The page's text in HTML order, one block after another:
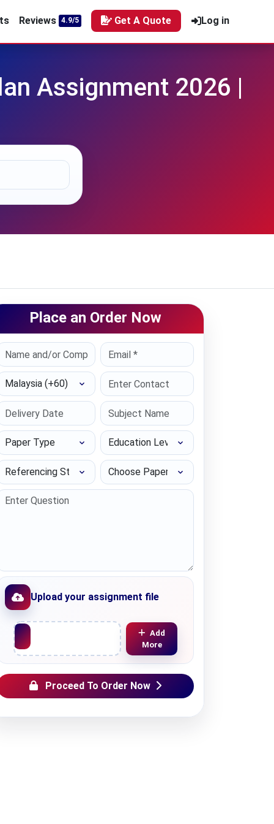
Reviews 4.9/5 Get A Quote Log in
Assignment 2026 |
Place an Order Now
Country
Type Education Level
Style Choose Paper length
Upload your assignment file
Upload File
Add
More
Proceed To Order Now